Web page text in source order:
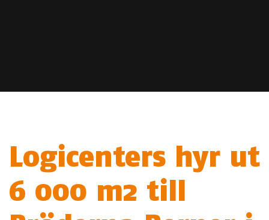
Logicenters hyr ut
6 000 m2 till